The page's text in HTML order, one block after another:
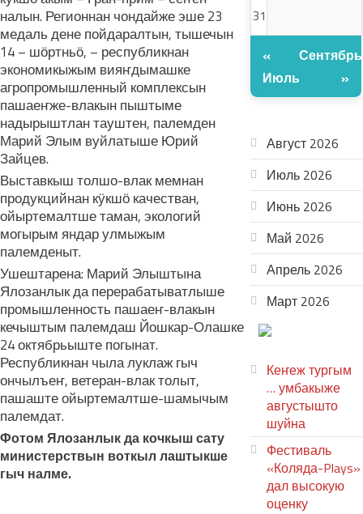
налын. Регионнан чондайже эше 23
медаль дене пойдаралтын, тышечын
14 – шӧртньӧ, – республикнан
экономикыжым вияҥдымашке
агропромышленный комплексын
пашаеҥже-влакын пыштыме
надырыштлан тауштен, палемден
Марий Элым вуйлатыше Юрий
Зайцев.
Выставкыш толшо-влак мемнан
продукцийнан кӱкшӧ качестван,
ойыртемалтше таман, экологий
могырым яндар улмыжым
палемденыт.
Ушештарена: Марий Элыштына
Ялозанлык да перерабатыватлыше
промышленность пашаеҥ-влакын
кечыштым палемдаш Йошкар-Олашке
24 октябрьыште погынат.
Республикнан чыла луклаж гыч
ончылъеҥ, ветеран-влак толыт,
пашаште ойыртемалтше-шамычым
палемдат.
Фотом Ялозанлык да кочкыш сату
министерствын воткыл лаштыкше
гыч налме.
31
«
Июль
Сентябрь
»
Август 2026
Июль 2026
Июнь 2026
Май 2026
Апрель 2026
Март 2026
Кеҥеж тургым
… умбакыже
августышто
шуйна
Фестиваль
«Коляда-Plays»
дал высокую
оценку